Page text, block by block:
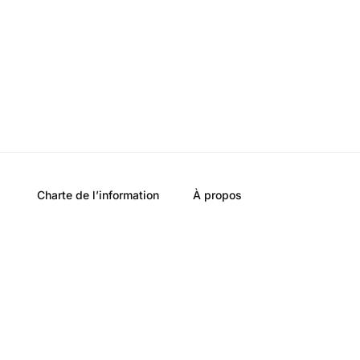
Charte de l’information À propos